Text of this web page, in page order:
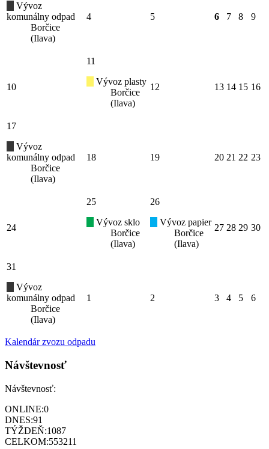
Vývoz
komunálny odpad
Borčice
(Ilava)
4 5 6 7 8 9
10
11
Vývoz plasty
Borčice
(Ilava)
12 13 14 15 16
17
Vývoz
komunálny odpad
Borčice
(Ilava)
18 19 20 21 22 23
24
25
Vývoz sklo
Borčice
(Ilava)
26
Vývoz papier
Borčice
(Ilava)
27 28 29 30
31
Vývoz
komunálny odpad
Borčice
(Ilava)
1 2 3 4 5 6
Kalendár zvozu odpadu
Návštevnosť
Návštevnosť:
ONLINE:0
DNES:91
TÝŽDEŇ:1087
CELKOM:553211